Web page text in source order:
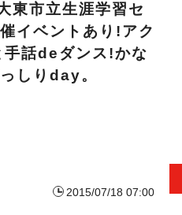
東市立生涯学習セ
イベントあり!アク
手話deダンス!かな
しりday。
2015/07/18 07:00